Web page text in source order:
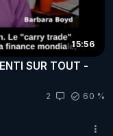
15:56
SUR TOUT -
2 60 %